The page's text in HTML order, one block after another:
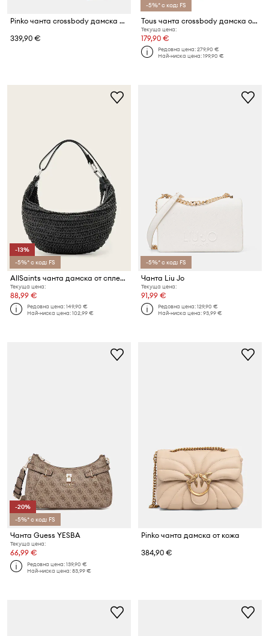
Pinko чанта crossbody дамска от кожа
339,90 €
-5%* с код: FS
Tous чанта crossbody дамска от имитация на кожа
Текуща цена:
179,90 €
Редовна цена:279,90 €
Най-ниска цена:199,90 €
-13%
-5%* с код: FS
AllSaints чанта дамска от сплетена материя LUNA
Текуща цена:
88,99 €
Редовна цена:149,90 €
Най-ниска цена:102,99 €
-5%* с код: FS
Чанта Liu Jo
Текуща цена:
91,99 €
Редовна цена:129,90 €
Най-ниска цена:93,99 €
-20%
-5%* с код: FS
Чанта Guess YESBA
Текуща цена:
66,99 €
Редовна цена:139,90 €
Най-ниска цена:83,99 €
Pinko чанта дамска от кожа
384,90 €